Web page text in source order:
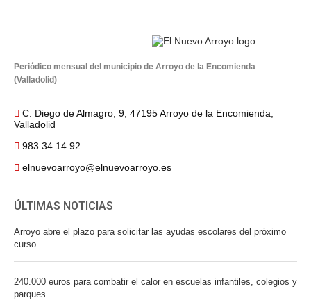
Periódico mensual del municipio de Arroyo de la Encomienda
(Valladolid)
C. Diego de Almagro, 9, 47195 Arroyo de la Encomienda,
Valladolid
983 34 14 92
elnuevoarroyo@elnuevoarroyo.es
ÚLTIMAS NOTICIAS
Arroyo abre el plazo para solicitar las ayudas escolares del próximo
curso
240.000 euros para combatir el calor en escuelas infantiles, colegios y
parques